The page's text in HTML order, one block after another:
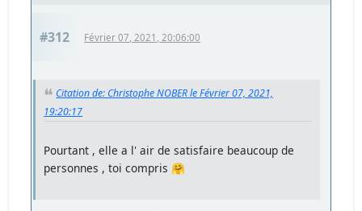
#312 Février 07, 2021, 20:06:00
Citation de: Christophe NOBER le Février 07, 2021,
19:20:17
Pourtant , elle a l' air de satisfaire beaucoup de
personnes , toi compris 🤗